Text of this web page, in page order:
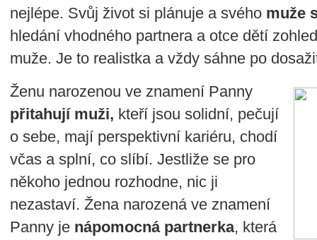
nejlépe. Svůj život si plánuje a svého muže
hledání vhodného partnera a otce dětí
muže. Je to realistka a vždy sáhne po
Ženu narozenou ve znamení Panny
přitahují muži, kteří jsou solidní, pečují
o sebe, mají perspektivní kariéru, chodí
včas a splní, co slíbí. Jestliže se pro
někoho jednou rozhodne, nic ji
nezastaví. Žena narozená ve znamení
Panny je nápomocná partnerka, která